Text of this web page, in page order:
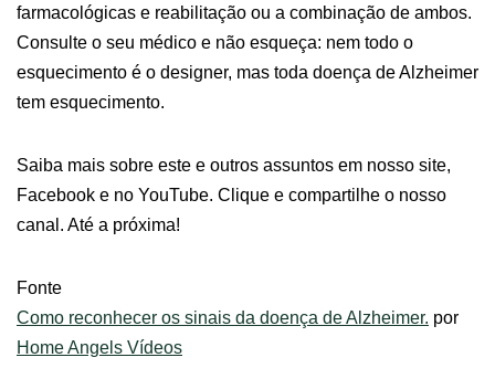
farmacológicas e reabilitação ou a combinação de ambos.
Consulte o seu médico e não esqueça: nem todo o
esquecimento é o designer, mas toda doença de Alzheimer
tem esquecimento.
Saiba mais sobre este e outros assuntos em nosso site,
Facebook e no YouTube. Clique e compartilhe o nosso
canal. Até a próxima!
Fonte
Como reconhecer os sinais da doença de Alzheimer. por
Home Angels Vídeos